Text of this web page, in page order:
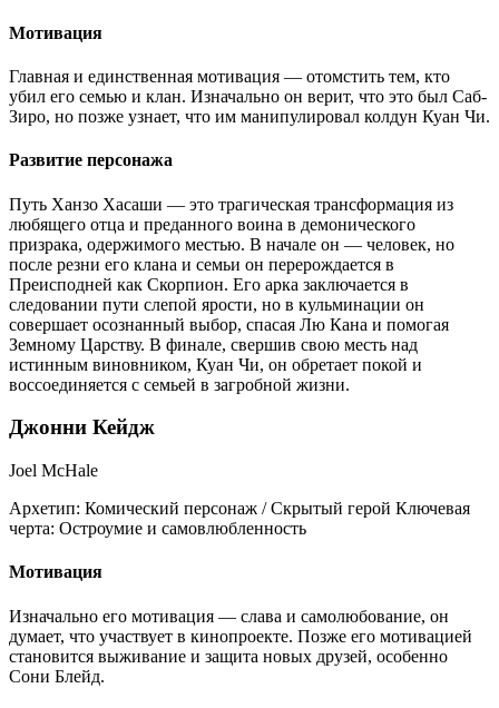
Мотивация
Главная и единственная мотивация — отомстить тем, кто
убил его семью и клан. Изначально он верит, что это был Саб-
Зиро, но позже узнает, что им манипулировал колдун Куан Чи.
Развитие персонажа
Путь Ханзо Хасаши — это трагическая трансформация из
любящего отца и преданного воина в демонического
призрака, одержимого местью. В начале он — человек, но
после резни его клана и семьи он перерождается в
Преисподней как Скорпион. Его арка заключается в
следовании пути слепой ярости, но в кульминации он
совершает осознанный выбор, спасая Лю Кана и помогая
Земному Царству. В финале, свершив свою месть над
истинным виновником, Куан Чи, он обретает покой и
воссоединяется с семьей в загробной жизни.
Джонни Кейдж
Joel McHale
Архетип: Комический персонаж / Скрытый герой Ключевая
черта: Остроумие и самовлюбленность
Мотивация
Изначально его мотивация — слава и самолюбование, он
думает, что участвует в кинопроекте. Позже его мотивацией
становится выживание и защита новых друзей, особенно
Сони Блейд.